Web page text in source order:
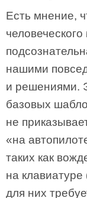
Есть мнение,
нашими
и решениями.
базовых
не
«на
таких как
на
для них